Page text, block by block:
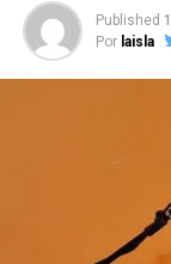
Published
Por laisla